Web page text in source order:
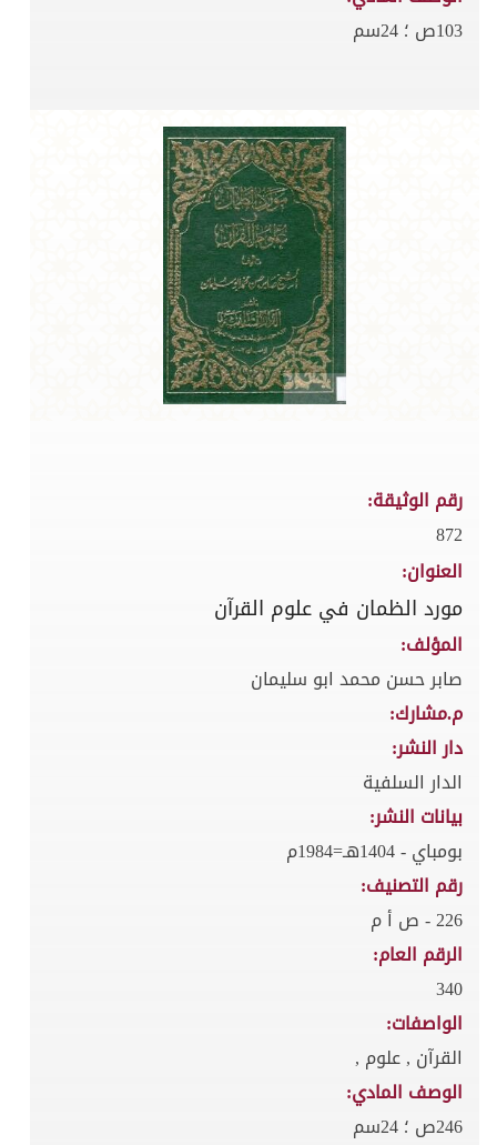
103ص ؛ 24سم
رقم الوثيقة:
872
العنوان:
مورد الظمان في علوم القرآن
المؤلف:
صابر حسن محمد ابو سليمان
م.مشارك:
دار النشر:
الدار السلفية
بيانات النشر:
بومباي - 1404هـ=1984م
رقم التصنيف:
226 - ص أ م
الرقم العام:
340
الواصفات:
القرآن , علوم ,
الوصف المادي:
246ص ؛ 24سم